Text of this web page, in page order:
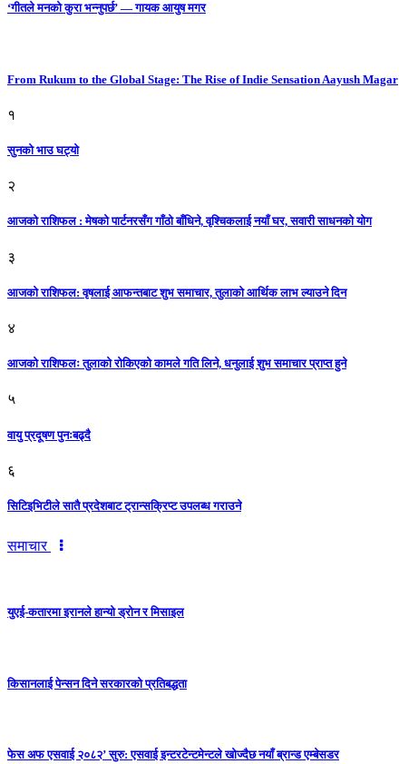
‘गीतले मनको कुरा भन्नुपर्छ’ — गायक आयुष मगर
From Rukum to the Global Stage: The Rise of Indie Sensation Aayush Magar
१
सुनको भाउ घट्याे
२
आजको राशिफल : मेषको पार्टनरसँग गाँठो बाँधिने, वृश्चिकलाई नयाँ घर, सवारी साधनकाे याेग
३
आजकाे राशिफल: वृषलाई आफन्तबाट शुभ समाचार, तुलाकाे आर्थिक लाभ ल्याउने दिन
४
आजको राशिफलः तुलाकाे रोकिएको कामले गति लिने, धनुलाई शुभ समाचार प्राप्त हुने
५
वायु प्रदूषण पुनःबढ्दै
६
सिटिइभिटीले सातै प्रदेशबाट ट्रान्सक्रिप्ट उपलब्ध गराउने
समाचार
युएई-कतारमा इरानले हान्यो ड्रोन र मिसाइल
किसानलाई पेन्सन दिने सरकारको प्रतिबद्धता
फेस अफ एसवाई २०८२’ सुरु: एसवाई इन्टरटेन्टमेन्टले खोज्दैछ नयाँ ब्रान्ड एम्बेसडर